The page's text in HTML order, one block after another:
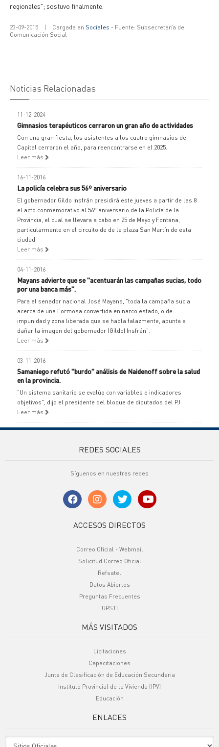
regionales"; sostuvo finalmente.
23-09-2015 | Cargada en Sociales - Fuente: Subsecretaría de
Comunicación Social
Noticias Relacionadas
11-12-2024
Gimnasios terapéuticos cerraron un gran año de actividades
Con una gran fiesta, los asistentes a los cuatro gimnasios de
Capital cerraron el año, para reencontrarse en el 2025.
Leer más
16-11-2016
La policía celebra sus 56º aniversario
El gobernador Gildo Insfrán presidirá este jueves a partir de las 8
el acto conmemorativo al 56º aniversario de la Policía de la
Provincia, el cual se llevara a cabo en 25 de Mayo y Fontana,
particularmente en el circuito de de la plaza San Martín de esta
ciudad.
Leer más
04-11-2016
Mayans advierte que se "acentuarán las campañas sucias, todo
por una banca más".
Para el senador nacional José Mayans, "toda la campaña sucia
acerca de una Formosa convertida en narco estado, o de
impunidad y zona liberada que se habla falazmente, apunta a
dañar la imagen del gobernador (Gildo) Insfrán".
Leer más
03-11-2016
Samaniego refutó "burdo" análisis de Naidenoff sobre la salud
en la provincia.
"Un sistema sanitario se evalúa con variables e indicadores
objetivos", dijo el presidente del bloque de diputados del PJ.
Leer más
REDES SOCIALES
Síguenos en nuestras redes
ACCESOS DIRECTOS
Correo Oficial - Webmail
Solicitud Correo Oficial
Refsatel
Datos Abiertos
Preguntas Frecuentes
UPSTI
MÁS VISITADOS
Licitaciones
Capacitaciones
Junta de Clasificación de Educación Secundaria
Instituto Provincial de la Vivienda (IPV)
Educación
ENLACES